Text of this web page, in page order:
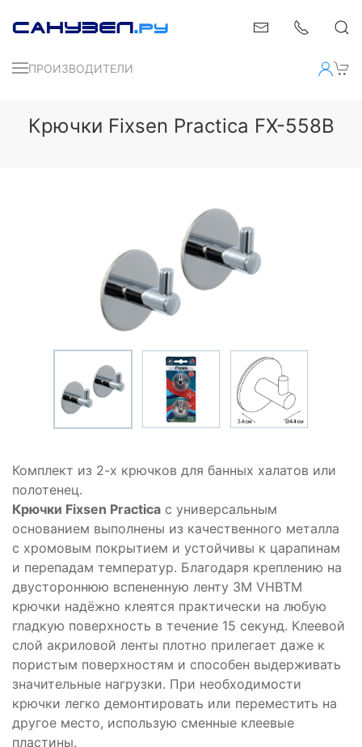
ПРОИЗВОДИТЕЛИ
Крючки Fixsen Practica FX-558B
Комплект из 2-х крючков для банных халатов или
полотенец.
Крючки Fixsen Practica с универсальным
основанием выполнены из качественного металла
с хромовым покрытием и устойчивы к царапинам
и перепадам температур. Благодаря креплению на
двустороннюю вспененную ленту 3M VHBTM
крючки надёжно клеятся практически на любую
гладкую поверхность в течение 15 секунд. Клеевой
слой акриловой ленты плотно прилегает даже к
пористым поверхностям и способен выдерживать
значительные нагрузки. При необходимости
крючки легко демонтировать или переместить на
другое место, использую сменные клеевые
пластины.